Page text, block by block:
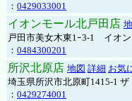
： 0429033001
イオンモール北戸田店
戸田市美女木東1ｰ3‐1 イオ
： 0484300201
所沢北原店 地図 詳細 お気
埼玉県所沢市北原町1415-1
： 0429274001